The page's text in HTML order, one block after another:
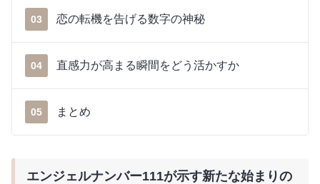
03 恋の転機を告げる数字の神秘
04 直感力が高まる瞬間をどう活かすか
05 まとめ
エンジェルナンバー111が示す新たな始まりの